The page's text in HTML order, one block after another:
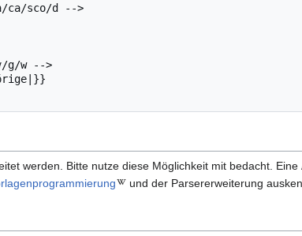
ca/sco/d -->
g/w -->
werden. Bitte nutze diese Möglichkeit mit bedacht.
und der Parsererweiterung